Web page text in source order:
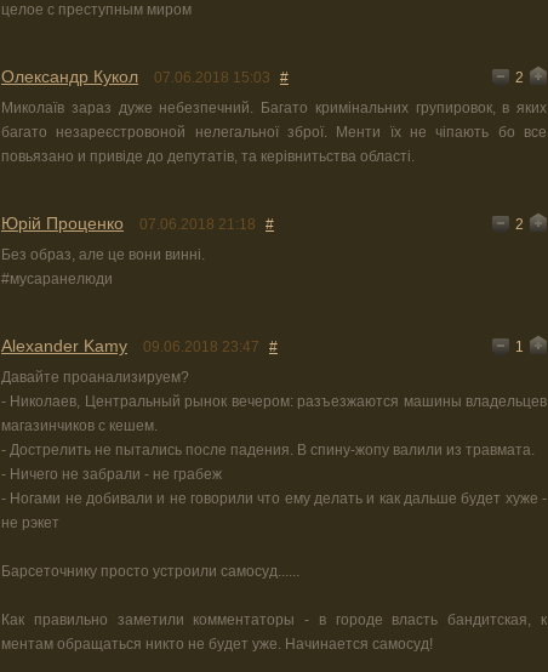
целое с преступным миром
Олександр Кукол 07.06.2018 15:03 #
2
Миколаїв зараз дуже небезпечний. Багато кримінальних групировок, в яких
багато незареєстровоной нелегальної зброї. Менти їх не чіпають бо все
повьязано и привіде до депутатів, та керівнитьства області.
Юрiй Проценко 07.06.2018 21:18 #
2
Без образ, але це вони винні.
#мусаранелюди
Alexander Kamy 09.06.2018 23:47 #
1
Давайте проанализируем?
- Николаев, Центральный рынок вечером: разъезжаются машины владельцев
магазинчиков с кешем.
- Дострелить не пытались после падения. В спину-жопу валили из травмата.
- Ничего не забрали - не грабеж
- Ногами не добивали и не говорили что ему делать и как дальше будет хуже -
не рэкет
Барсеточнику просто устроили самосуд......
Как правильно заметили комментаторы - в городе власть бандитская, к
ментам обращаться никто не будет уже. Начинается самосуд!